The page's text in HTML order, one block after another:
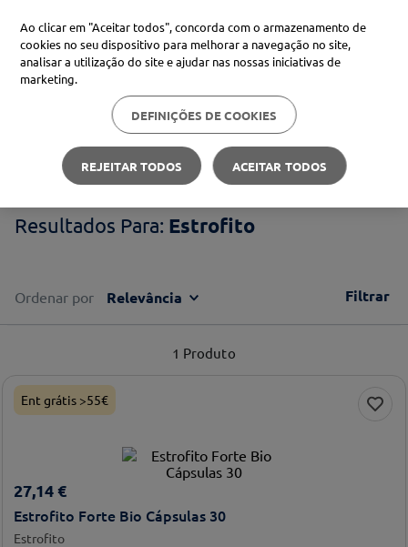
Procure no Marketplace Médis
Pesquisas mais comuns
xiaomi
3º now
Estrofito
Estrofito
Ordenar por Relevância Filtrar
1 Produto
Ent grátis >55€
27,14 €
Estrofito Forte Bio Cápsulas 30
Estrofito
Ao clicar em "Aceitar todos", concorda com o armazenamento de
cookies no seu dispositivo para melhorar a navegação no site,
analisar a utilização do site e ajudar nas nossas iniciativas de
marketing.
DEFINIÇÕES DE COOKIES
REJEITAR TODOS ACEITAR TODOS